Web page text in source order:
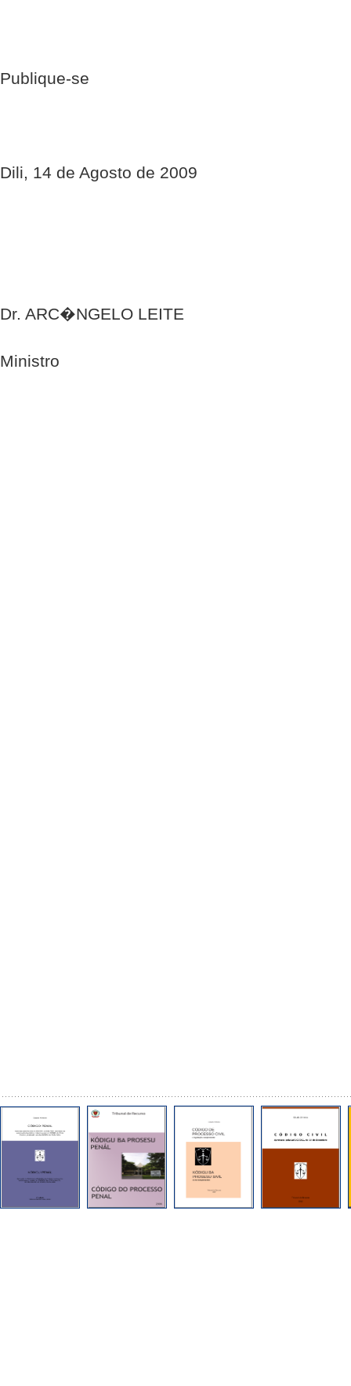
Publique-se
Dili, 14 de Agosto de 2009
Dr. ARC�NGELO LEITE
Ministro